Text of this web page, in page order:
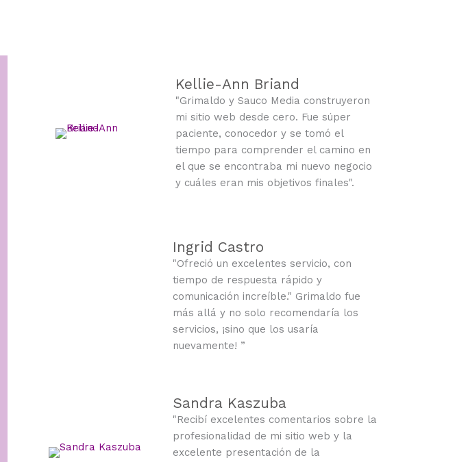
Kellie-Ann Briand
"Grimaldo y Sauco Media construyeron
mi sitio web desde cero. Fue súper
paciente, conocedor y se tomó el
tiempo para comprender el camino en
el que se encontraba mi nuevo negocio
y cuáles eran mis objetivos finales".
Ingrid Castro
"Ofreció un excelentes servicio, con
tiempo de respuesta rápido y
comunicación increíble." Grimaldo fue
más allá y no solo recomendaría los
servicios, ¡sino que los usaría
nuevamente! ”
Sandra Kaszuba
"Recibí excelentes comentarios sobre la
profesionalidad de mi sitio web y la
excelente presentación de la